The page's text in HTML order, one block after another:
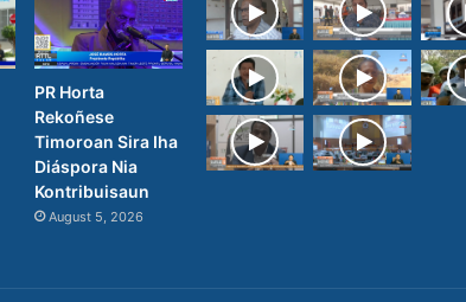
PR Horta
Rekoñese
Timoroan Sira Iha
Diáspora Nia
Kontribuisaun
August 5, 2026